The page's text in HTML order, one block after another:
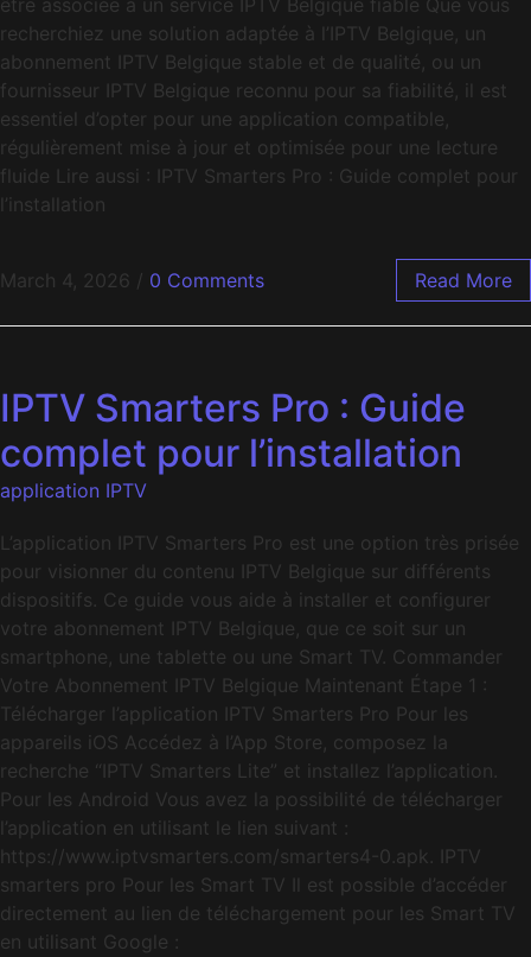
être associée à un service IPTV Belgique fiable Que vous
recherchiez une solution adaptée à l’IPTV Belgique, un
abonnement IPTV Belgique stable et de qualité, ou un
fournisseur IPTV Belgique reconnu pour sa fiabilité, il est
essentiel d’opter pour une application compatible,
régulièrement mise à jour et optimisée pour une lecture
fluide Lire aussi : IPTV Smarters Pro : Guide complet pour
l’installation
March 4, 2026 / 0 Comments Read More
IPTV Smarters Pro : Guide
complet pour l’installation
application IPTV
L’application IPTV Smarters Pro est une option très prisée
pour visionner du contenu IPTV Belgique sur différents
dispositifs. Ce guide vous aide à installer et configurer
votre abonnement IPTV Belgique, que ce soit sur un
smartphone, une tablette ou une Smart TV. Commander
Votre Abonnement IPTV Belgique Maintenant Étape 1 :
Télécharger l’application IPTV Smarters Pro Pour les
appareils iOS Accédez à l’App Store, composez la
recherche “IPTV Smarters Lite” et installez l’application.
Pour les Android Vous avez la possibilité de télécharger
l’application en utilisant le lien suivant :
https://www.iptvsmarters.com/smarters4-0.apk. IPTV
smarters pro Pour les Smart TV Il est possible d’accéder
directement au lien de téléchargement pour les Smart TV
en utilisant Google :